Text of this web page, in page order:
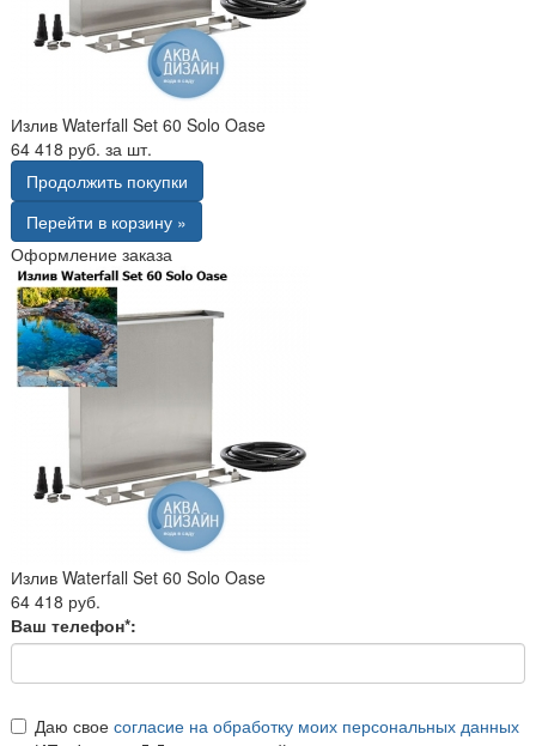
Излив Waterfall Set 60 Solo Oase
64 418 руб. за шт.
Продолжить покупки
Перейти в корзину »
Оформление заказа
Излив Waterfall Set 60 Solo Oase
64 418 руб.
Ваш телефон*:
Даю свое согласие на обработку моих персональных данных